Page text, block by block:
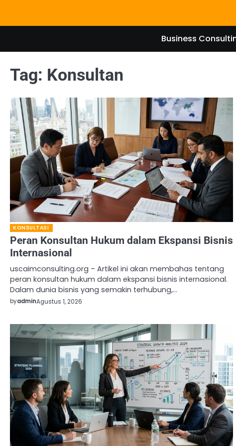
content
Business
Tag: Konsultan
KONSULTASI
Peran Konsultan Hukum dalam Ekspansi Bisnis
Internasional
uscaimconsulting.org – Artikel ini akan membahas tentang
peran konsultan hukum dalam ekspansi bisnis internasional.
Dalam dunia bisnis yang semakin terhubung,…
byadminAgustus 1, 2026